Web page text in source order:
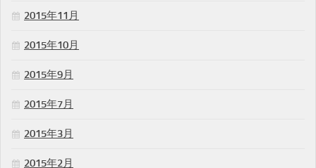
2015年11月
2015年10月
2015年9月
2015年7月
2015年3月
2015年2月